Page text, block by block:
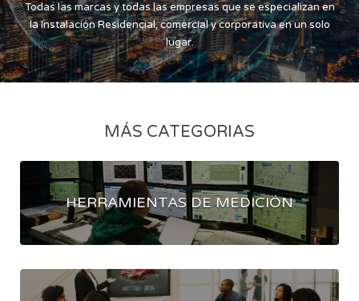
Todas las marcas y todas las empresas que se especializan en
la Instalación Residencial, comercial y corporativa en un solo
lugar.
MÁS CATEGORIAS
HERRAMIENTAS DE MEDICIÓN